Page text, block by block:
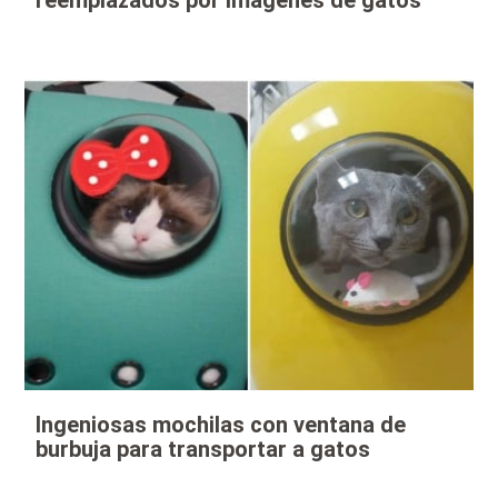
Ingeniosas mochilas con ventana de
burbuja para transportar a gatos